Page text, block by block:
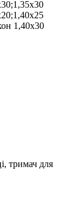
1,40х30
тримач для